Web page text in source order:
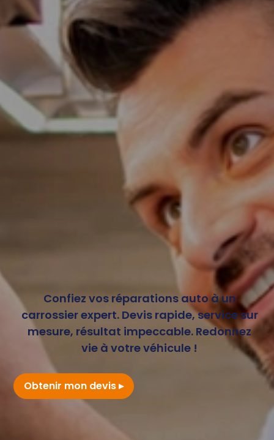
Confiez vos réparations auto à un
carrossier expert. Devis rapide, service sur
mesure, résultat impeccable. Redonnez
vie à votre véhicule !
Obtenir mon devis